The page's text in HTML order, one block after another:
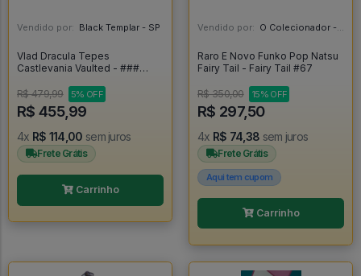
Vendido por: Black Templar - SP
Vlad Dracula Tepes
Castlevania Vaulted - ###
R$ 479,99
5% OFF
R$ 455,99
4x R$ 114,00 sem juros
Frete Grátis
Carrinho
Vendido por: O Colecionador - SP
Raro E Novo Funko Pop Natsu
Fairy Tail - Fairy Tail #67
R$ 350,00 15% OFF
R$ 297,50
4x R$ 74,38 sem juros
Frete Grátis
Aqui tem cupom
Carrinho